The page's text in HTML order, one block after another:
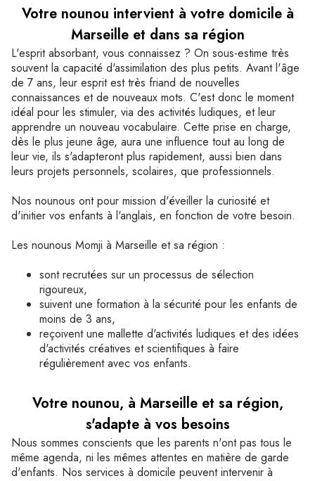
Votre nounou intervient à votre domicile à
Marseille et dans sa région
L'esprit absorbant, vous connaissez ? On sous-estime très
souvent la capacité d'assimilation des plus petits. Avant l'âge
de 7 ans, leur esprit est très friand de nouvelles
connaissances et de nouveaux mots. C'est donc le moment
idéal pour les stimuler, via des activités ludiques, et leur
apprendre un nouveau vocabulaire. Cette prise en charge,
dès le plus jeune âge, aura une influence tout au long de
leur vie, ils s'adapteront plus rapidement, aussi bien dans
leurs projets personnels, scolaires, que professionnels.
Nos nounous ont pour mission d'éveiller la curiosité et
d'initier vos enfants à l'anglais, en fonction de votre besoin.
Les nounous Momji à Marseille et sa région :
sont recrutées sur un processus de sélection
rigoureux,
suivent une formation à la sécurité pour les enfants de
moins de 3 ans,
reçoivent une mallette d'activités ludiques et des idées
d'activités créatives et scientifiques à faire
régulièrement avec vos enfants.
Votre nounou, à Marseille et sa région,
s'adapte à vos besoins
Nous sommes conscients que les parents n'ont pas tous le
même agenda, ni les mêmes attentes en matière de garde
d'enfants. Nos services à domicile peuvent intervenir à